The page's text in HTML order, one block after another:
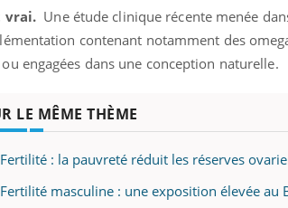
vrai. Une étude clinique récente menée
contenant notamment des
engagées dans une conception naturelle.
LE MÊME THÈME
Fertilité : la pauvreté réduit les réserves
Fertilité masculine : une exposition élevée au
: comprendre pour Youtube
Insuline &